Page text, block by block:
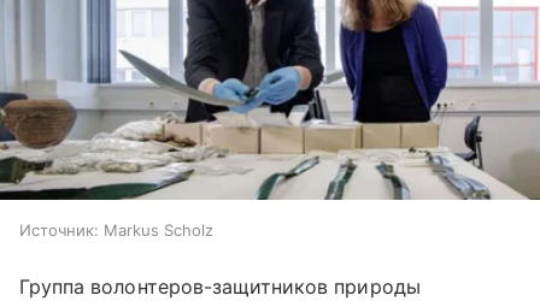
Источник: Markus Scholz
Группа волонтеров-защитников природы